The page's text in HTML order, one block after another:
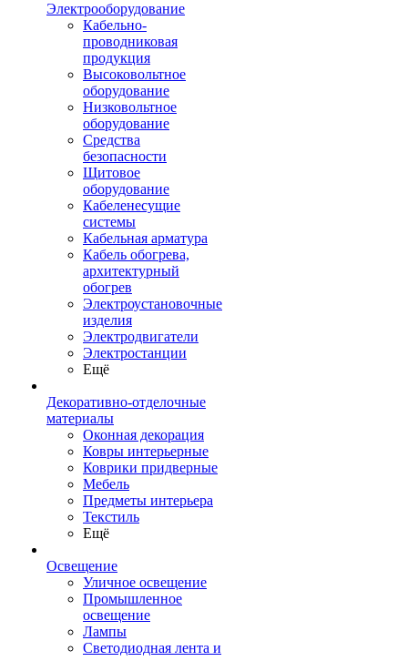
Электрооборудование
Кабельно-
проводниковая
продукция
Высоковольтное
оборудование
Низковольтное
оборудование
Средства
безопасности
Щитовое
оборудование
Кабеленесущие
системы
Кабельная арматура
Кабель обогрева,
архитектурный
обогрев
Электроустановочные
изделия
Электродвигатели
Электростанции
Ещё
Декоративно-отделочные
материалы
Оконная декорация
Ковры интерьерные
Коврики придверные
Мебель
Предметы интерьера
Текстиль
Ещё
Освещение
Уличное освещение
Промышленное
освещение
Лампы
Светодиодная лента и